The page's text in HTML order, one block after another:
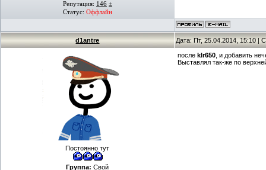
Репутация: 146 ±
Статус: Оффлайн
d1antre Дата: Пт, 25.04.2014, 15:10 |
Постоянно тут
Группа: Свой
после klr650 , и добавить
Выставлял так-же по